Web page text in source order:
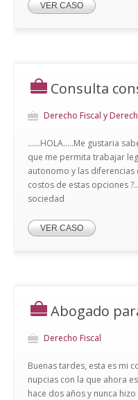
VER CASO
Consulta
Derecho Fiscal y
......HOLA.....Me gustaria
que me permita trabajar
autonomo y las
costos de estas opciones
sociedad
VER CASO
Abogado
Derecho Fiscal
Buenas tardes, esta es mi
nupcias con la que ahora
hace dos años y nunca